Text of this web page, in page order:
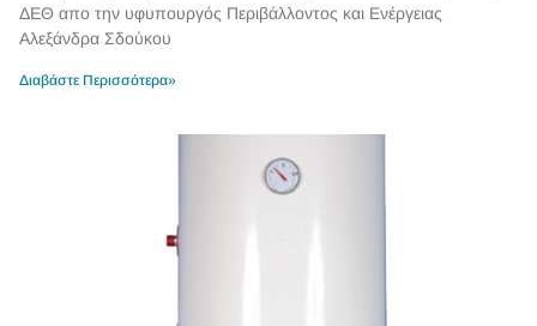
ΔΕΘ απο την υφυπουργός Περιβάλλοντος και Ενέργειας
Αλεξάνδρα Σδούκου
Διαβάστε Περισσότερα»